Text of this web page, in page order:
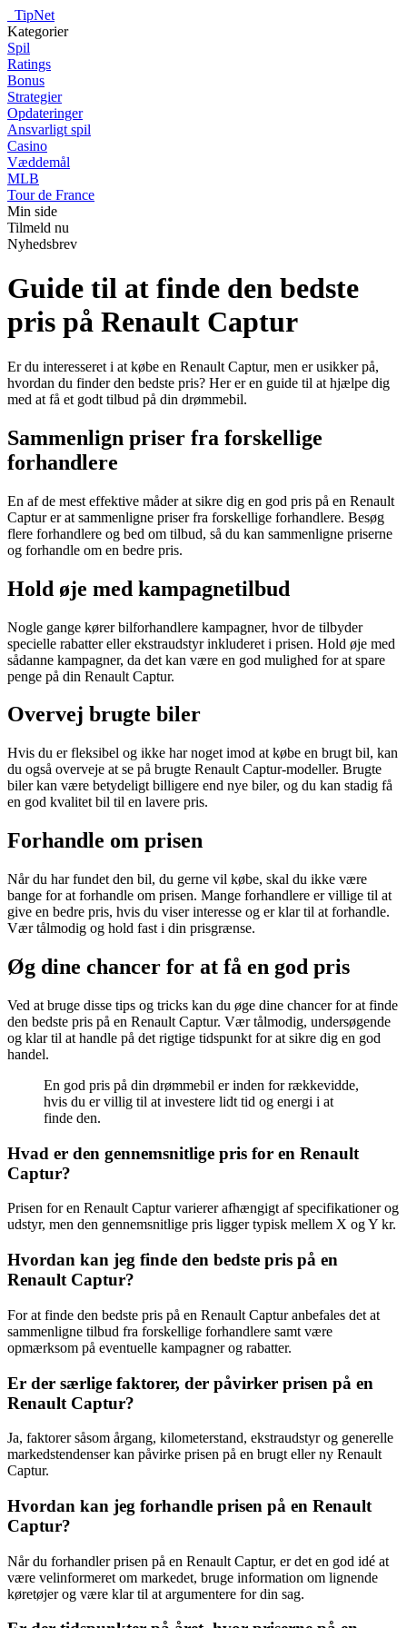
TipNet
Kategorier
Spil
Ratings
Bonus
Strategier
Opdateringer
Ansvarligt spil
Casino
Væddemål
MLB
Tour de France
Min side
Tilmeld nu
Nyhedsbrev
Guide til at finde den bedste
pris på Renault Captur
Er du interesseret i at købe en Renault Captur, men er usikker på,
hvordan du finder den bedste pris? Her er en guide til at hjælpe dig
med at få et godt tilbud på din drømmebil.
Sammenlign priser fra forskellige
forhandlere
En af de mest effektive måder at sikre dig en god pris på en Renault
Captur er at sammenligne priser fra forskellige forhandlere. Besøg
flere forhandlere og bed om tilbud, så du kan sammenligne priserne
og forhandle om en bedre pris.
Hold øje med kampagnetilbud
Nogle gange kører bilforhandlere kampagner, hvor de tilbyder
specielle rabatter eller ekstraudstyr inkluderet i prisen. Hold øje med
sådanne kampagner, da det kan være en god mulighed for at spare
penge på din Renault Captur.
Overvej brugte biler
Hvis du er fleksibel og ikke har noget imod at købe en brugt bil, kan
du også overveje at se på brugte Renault Captur-modeller. Brugte
biler kan være betydeligt billigere end nye biler, og du kan stadig få
en god kvalitet bil til en lavere pris.
Forhandle om prisen
Når du har fundet den bil, du gerne vil købe, skal du ikke være
bange for at forhandle om prisen. Mange forhandlere er villige til at
give en bedre pris, hvis du viser interesse og er klar til at forhandle.
Vær tålmodig og hold fast i din prisgrænse.
Øg dine chancer for at få en god pris
Ved at bruge disse tips og tricks kan du øge dine chancer for at finde
den bedste pris på en Renault Captur. Vær tålmodig, undersøgende
og klar til at handle på det rigtige tidspunkt for at sikre dig en god
handel.
En god pris på din drømmebil er inden for rækkevidde,
hvis du er villig til at investere lidt tid og energi i at
finde den.
Hvad er den gennemsnitlige pris for en Renault
Captur?
Prisen for en Renault Captur varierer afhængigt af specifikationer og
udstyr, men den gennemsnitlige pris ligger typisk mellem X og Y kr.
Hvordan kan jeg finde den bedste pris på en
Renault Captur?
For at finde den bedste pris på en Renault Captur anbefales det at
sammenligne tilbud fra forskellige forhandlere samt være
opmærksom på eventuelle kampagner og rabatter.
Er der særlige faktorer, der påvirker prisen på en
Renault Captur?
Ja, faktorer såsom årgang, kilometerstand, ekstraudstyr og generelle
markedstendenser kan påvirke prisen på en brugt eller ny Renault
Captur.
Hvordan kan jeg forhandle prisen på en Renault
Captur?
Når du forhandler prisen på en Renault Captur, er det en god idé at
være velinformeret om markedet, bruge information om lignende
køretøjer og være klar til at argumentere for din sag.